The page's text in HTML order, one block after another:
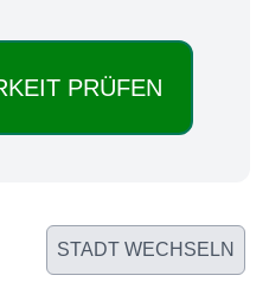
STADT WECHSELN